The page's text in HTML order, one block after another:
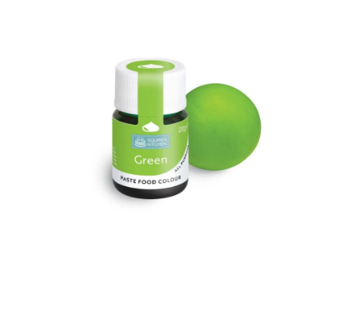
DÁRKOVÉ POUKAZY
TÉMATICKÉ PRODUKTY